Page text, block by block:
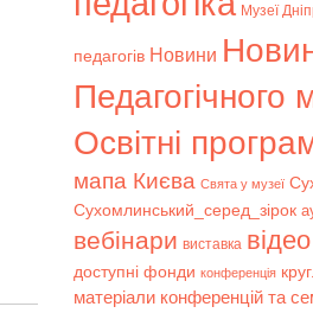
Музеї
педагогів Новини
Педагогічного
Освітні
мапа Києва Свята у музеї
Сухомлинський_серед_зірок
вебінари виставка відео
доступні фонди конференція
матеріали конференцій та